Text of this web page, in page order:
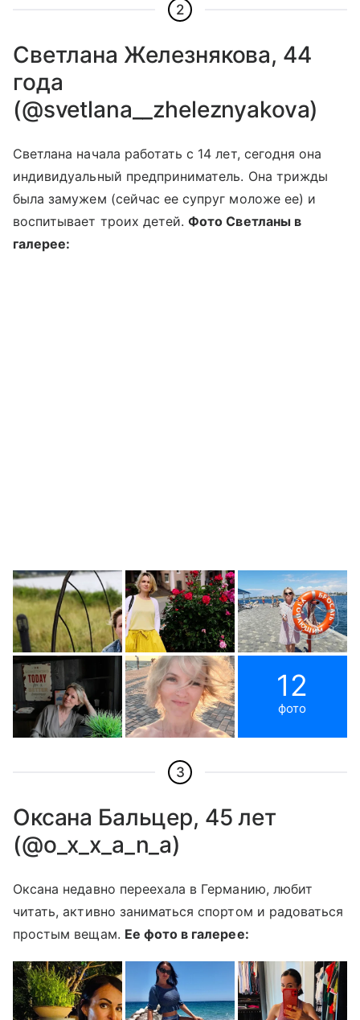
2
Светлана Железнякова, 44
года
(@svetlana__zheleznyakova)
Светлана начала работать с 14 лет, сегодня она
индивидуальный предприниматель. Она трижды
была замужем (сейчас ее супруг моложе ее) и
воспитывает троих детей.Фото Светланы в
галерее:
12
фото
3
Оксана Бальцер, 45 лет
(@o_x_x_a_n_a)
Оксана недавно переехала в Германию, любит
читать, активно заниматься спортом и радоваться
простым вещам. Ее фото в галерее: